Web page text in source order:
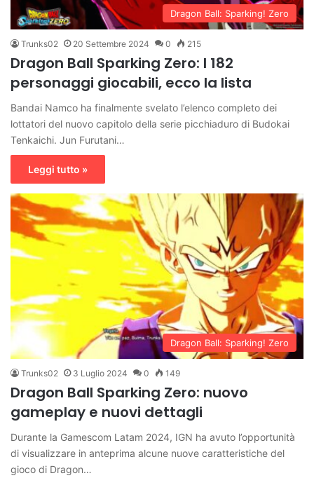
Dragon Ball: Sparking! Zero
Trunks02 20 Settembre 2024 0 215
Dragon Ball Sparking Zero: I 182
personaggi giocabili, ecco la lista
Bandai Namco ha finalmente svelato l’elenco completo dei
lottatori del nuovo capitolo della serie picchiaduro di Budokai
Tenkaichi. Jun Furutani…
Leggi tutto »
Dragon Ball: Sparking! Zero
Trunks02 3 Luglio 2024 0 149
Dragon Ball Sparking Zero: nuovo
gameplay e nuovi dettagli
Durante la Gamescom Latam 2024, IGN ha avuto l’opportunità
di visualizzare in anteprima alcune nuove caratteristiche del
gioco di Dragon…